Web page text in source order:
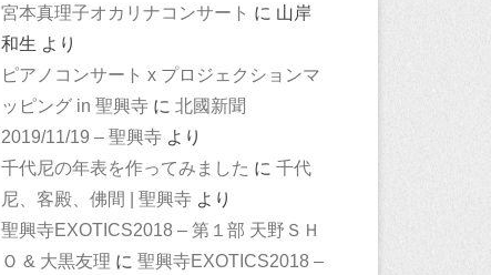
宮本真理子オカリナコンサート に 山岸
和生 より
ピアノコンサート x プロジェクションマ
ッピング in 聖興寺 に 北國新聞
2019/11/19 – 聖興寺 より
千代尼の年表を作ってみました に 千代
尼、客殿、佛間 | 聖興寺 より
聖興寺EXOTICS2018 – 第１部 天野ＳＨ
Ｏ & 大黒友理 に 聖興寺EXOTICS2018 –